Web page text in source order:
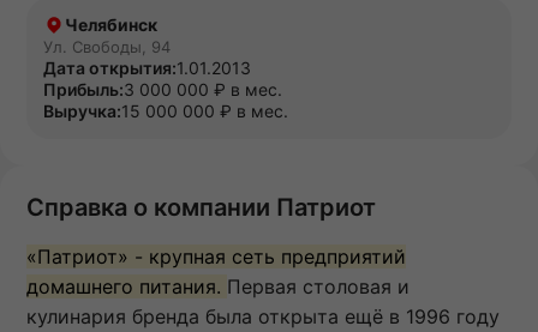
Челябинск
Ул. Свободы, 94
Дата открытия:1.01.2013
Прибыль:3 000 000 ₽ в мес.
Выручка:15 000 000 ₽ в мес.
Справка о компании Патриот
«Патриот» - крупная сеть предприятий
домашнего питания. Первая столовая и
кулинария бренда была открыта ещё в 1996 году